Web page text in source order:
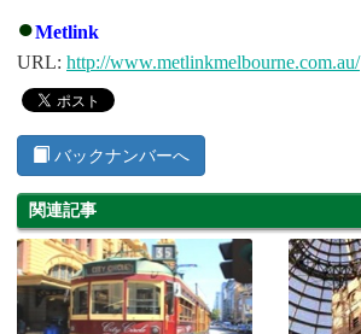
●Metlink
URL: http://www.metlinkmelbourne.com.au/
バックナンバーへ
関連記事